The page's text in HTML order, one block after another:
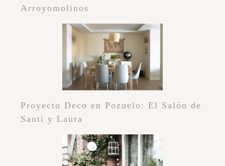
Arroyomolinos
Proyecto Deco en Pozuelo: El Salón de
Santi y Laura